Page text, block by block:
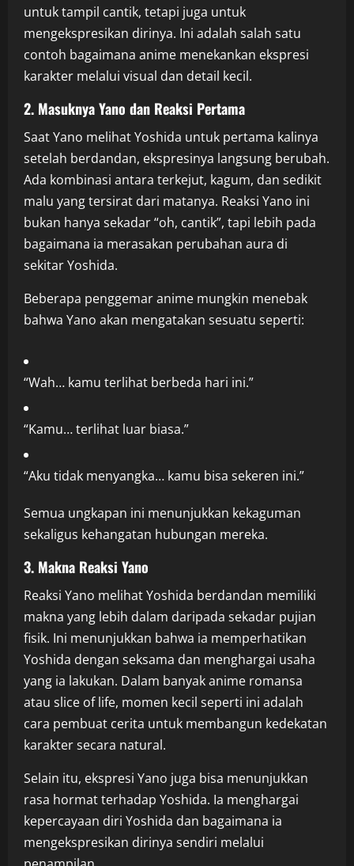
untuk tampil cantik, tetapi juga untuk
mengekspresikan dirinya. Ini adalah salah satu
contoh bagaimana anime menekankan ekspresi
karakter melalui visual dan detail kecil.
2. Masuknya Yano dan Reaksi Pertama
Saat Yano melihat Yoshida untuk pertama kalinya
setelah berdandan, ekspresinya langsung berubah.
Ada kombinasi antara terkejut, kagum, dan sedikit
malu yang tersirat dari matanya. Reaksi Yano ini
bukan hanya sekadar “oh, cantik”, tapi lebih pada
bagaimana ia merasakan perubahan aura di
sekitar Yoshida.
Beberapa penggemar anime mungkin menebak
bahwa Yano akan mengatakan sesuatu seperti:
“Wah… kamu terlihat berbeda hari ini.”
“Kamu… terlihat luar biasa.”
“Aku tidak menyangka… kamu bisa sekeren ini.”
Semua ungkapan ini menunjukkan kekaguman
sekaligus kehangatan hubungan mereka.
3. Makna Reaksi Yano
Reaksi Yano melihat Yoshida berdandan memiliki
makna yang lebih dalam daripada sekadar pujian
fisik. Ini menunjukkan bahwa ia memperhatikan
Yoshida dengan seksama dan menghargai usaha
yang ia lakukan. Dalam banyak anime romansa
atau slice of life, momen kecil seperti ini adalah
cara pembuat cerita untuk membangun kedekatan
karakter secara natural.
Selain itu, ekspresi Yano juga bisa menunjukkan
rasa hormat terhadap Yoshida. Ia menghargai
kepercayaan diri Yoshida dan bagaimana ia
mengekspresikan dirinya sendiri melalui